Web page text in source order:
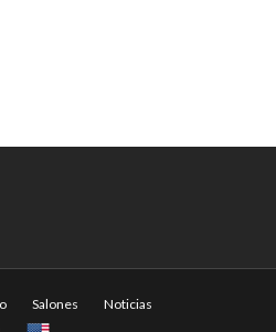
Salones Noticias